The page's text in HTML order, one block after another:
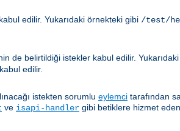
edilir. Yukarıdaki örnekteki gibi /test/
de belirtildiği istekler kabul edilir.
edilir.
istekten sorumlu eylemci tarafından
ve isapi-handler gibi betiklere hizmet